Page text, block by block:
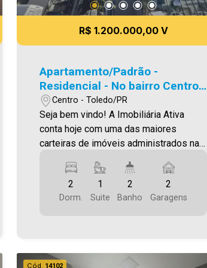
R$ 1.200.000,00 V
Apartamento/Padrão -
Residencial - No bairro Centro -
EDIFICIO LIVING
Centro - Toledo/PR
Seja bem vindo! A Imobiliária Ativa
conta hoje com uma das maiores
carteiras de imóveis administrados na
venda. Confira mais uma de nossas
opções! Apartamento Localizado no
Centro. O Imóvel conta com: - Sala de
churrasqueira - 02 Vaga de garagem
2
Dorm.
1
Suite
2
Banho
2
Garagens
Cód. 14102